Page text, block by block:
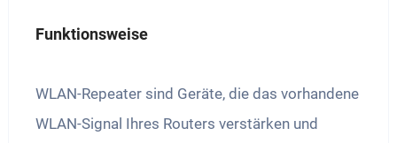
Funktionsweise
WLAN-Repeater sind Geräte, die das vorhandene
WLAN-Signal Ihres Routers verstärken und